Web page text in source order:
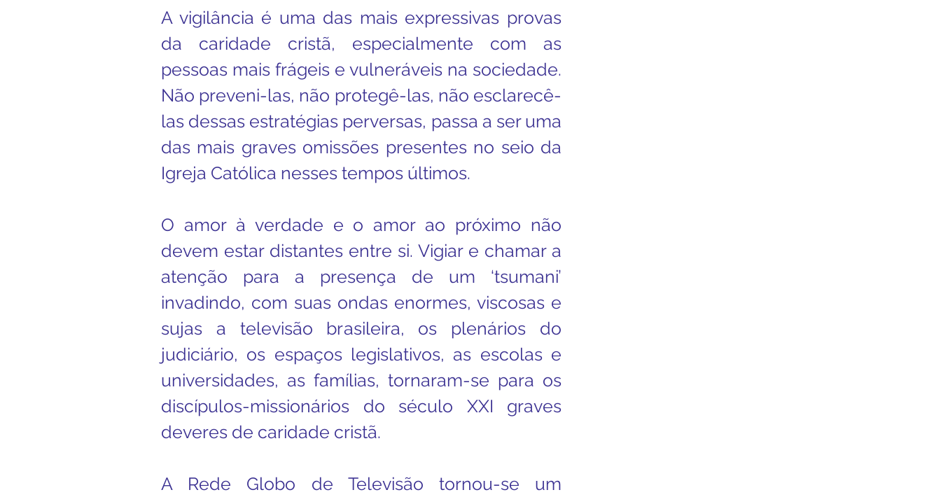
A vigilância é uma das mais expressivas provas
da caridade cristã, especialmente com as
pessoas mais frágeis e vulneráveis na sociedade.
Não preveni-las, não protegê-las, não esclarecê-
las dessas estratégias perversas, passa a ser uma
das mais graves omissões presentes no seio da
Igreja Católica nesses tempos últimos.
O amor à verdade e o amor ao próximo não
devem estar distantes entre si. Vigiar e chamar a
atenção para a presença de um ‘tsumani’
invadindo, com suas ondas enormes, viscosas e
sujas a televisão brasileira, os plenários do
judiciário, os espaços legislativos, as escolas e
universidades, as famílias, tornaram-se para os
discípulos-missionários do século XXI graves
deveres de caridade cristã.
A Rede Globo de Televisão tornou-se um